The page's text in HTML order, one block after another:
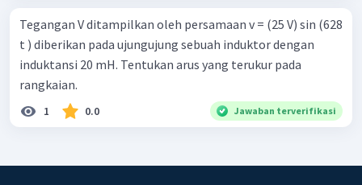
Tegangan V ditampilkan oleh persamaan v = (25 V) sin (628
t ) diberikan pada ujungujung sebuah induktor dengan
induktansi 20 mH. Tentukan arus yang terukur pada
rangkaian.
1 0.0 Jawaban terverifikasi